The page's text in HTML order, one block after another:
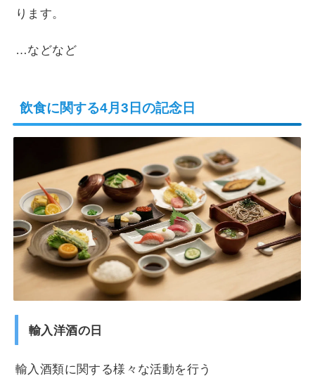
ります。
…などなど
飲食に関する4月3日の記念日
輸入洋酒の日
輸入酒類に関する様々な活動を行う